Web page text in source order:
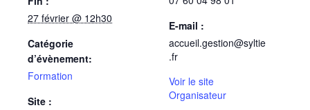
27 février @ 12h30
Catégorie
d’évènement:
Formation
Site :
E-mail :
accueil.gestion@syltie
.fr
Voir le site
Organisateur